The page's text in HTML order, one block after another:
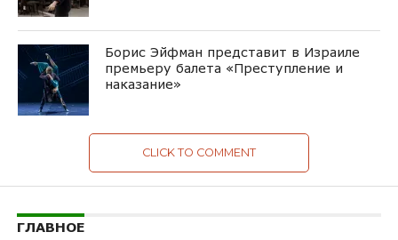
Борис Эйфман представит в Израиле
премьеру балета «Преступление и
наказание»
CLICK TO COMMENT
ГЛАВНОЕ